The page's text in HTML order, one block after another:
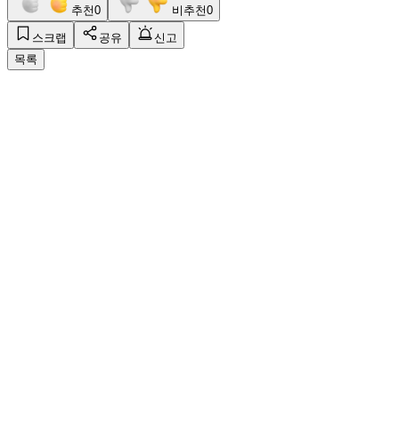
추천0 비추천0
스크랩 공유
신고
목록